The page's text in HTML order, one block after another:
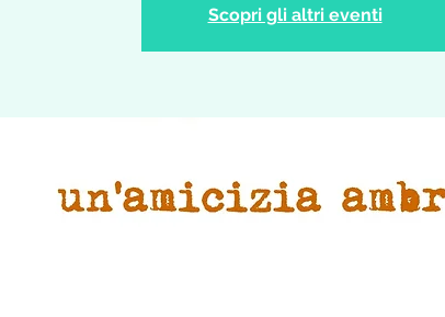
Scopri gli altri eventi